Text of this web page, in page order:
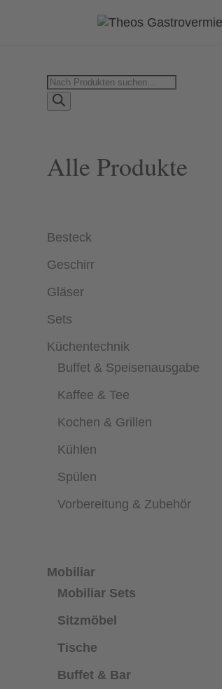
Products
search
Alle Produkte
Besteck
Geschirr
Gläser
Sets
Küchentechnik
Buffet & Speisenausgabe
Kaffee & Tee
Kochen & Grillen
Kühlen
Spülen
Vorbereitung & Zubehör
Mobiliar
Mobiliar Sets
Sitzmöbel
Tische
Buffet & Bar